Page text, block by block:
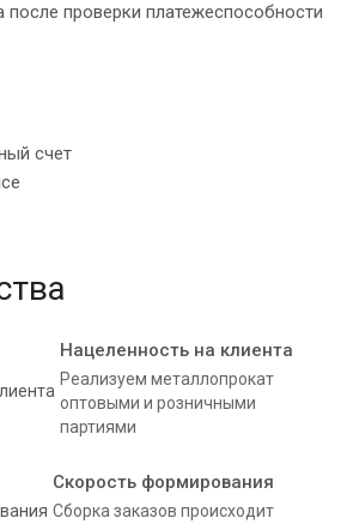
после проверки платежеспособности
счет
Нацеленность на клиента
Реализуем металлопрокат
оптовыми и розничными
партиями
Скорость формирования
Сборка заказов происходит